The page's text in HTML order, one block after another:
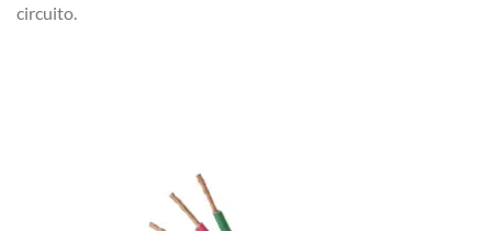
circuito.